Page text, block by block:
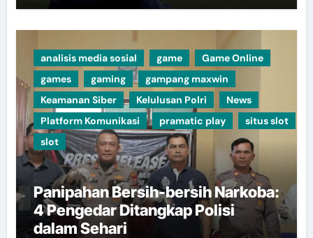
analisis media sosial game
Game Online
games
gaming
gampang maxwin
Keamanan Siber
Kelulusan Polri
News
Platform Komunikasi
pramatic play
situs slot
slot
Panipahan Bersih-bersih Narkoba:
4 Pengedar Ditangkap Polisi
dalam Sehari